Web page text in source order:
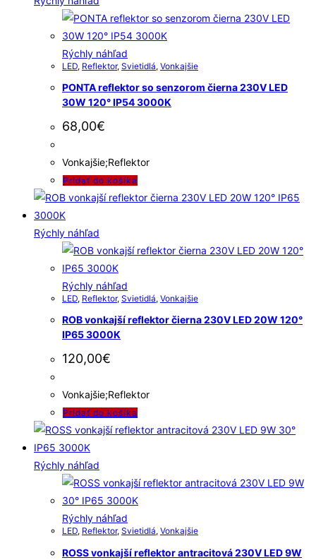
Rýchly náhľad
LED, Reflektor, Svietidlá, Vonkajšie
PONTA reflektor so senzorom čierna 230V LED
30W 120° IP54 3000K
68,00€
Vonkajšie;Reflektor
Pridať do košíka
Rýchly náhľad
Rýchly náhľad
LED, Reflektor, Svietidlá, Vonkajšie
ROB vonkajší reflektor čierna 230V LED 20W 120°
IP65 3000K
120,00€
Vonkajšie;Reflektor
Pridať do košíka
Rýchly náhľad
Rýchly náhľad
LED, Reflektor, Svietidlá, Vonkajšie
ROSS vonkajší reflektor antracitová 230V LED 9W